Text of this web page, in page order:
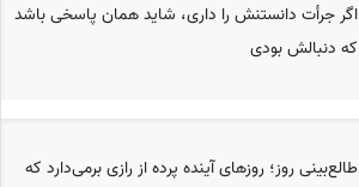
اگر جرأت دانستنش را داری، شاید همان پاسخی باشد
که دنبالش بودی
طالع‌بینی روز؛ روزهای آینده پرده از رازی برمی‌دارد که